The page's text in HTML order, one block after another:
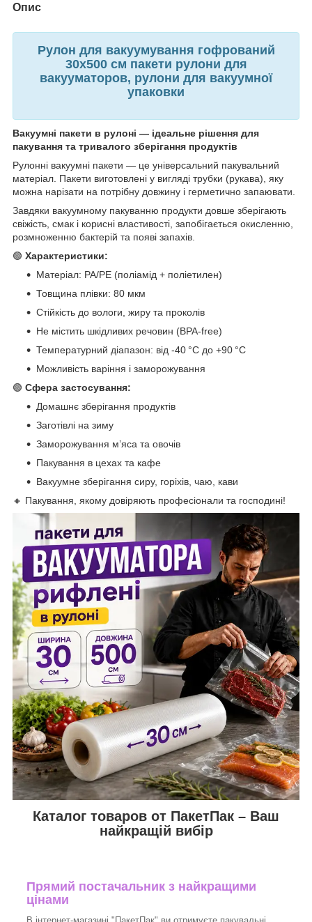
Опис
Рулон для вакуумування гофрований
30х500 см пакети рулони для
вакууматоров, рулони для вакуумної
упаковки
Вакуумні пакети в рулоні — ідеальне рішення для
пакування та тривалого зберігання продуктів
Рулонні вакуумні пакети — це універсальний пакувальний
матеріал. Пакети виготовлені у вигляді трубки (рукава), яку
можна нарізати на потрібну довжину і герметично запаювати.
Завдяки вакуумному пакуванню продукти довше зберігають
свіжість, смак і корисні властивості, запобігається окисленню,
розмноженню бактерій та появі запахів.
🟢 Характеристики:
Матеріал: PA/PE (поліамід + поліетилен)
Товщина плівки: 80 мкм
Стійкість до вологи, жиру та проколів
Не містить шкідливих речовин (BPA-free)
Температурний діапазон: від -40 °C до +90 °C
Можливість варіння і заморожування
🟢 Сфера застосування:
Домашнє зберігання продуктів
Заготівлі на зиму
Заморожування м’яса та овочів
Пакування в цехах та кафе
Вакуумне зберігання сиру, горіхів, чаю, кави
🔸 Пакування, якому довіряють професіонали та господині!
Каталог товаров от ПакетПак – Ваш
найкращій вибір
Прямий постачальник з найкращими
цінами